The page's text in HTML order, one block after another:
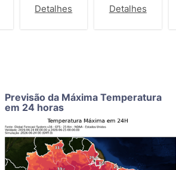
Detalhes Detalhes
Previsão da Máxima Temperatura
em 24 horas